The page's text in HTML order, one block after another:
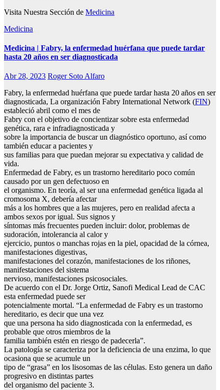
Visita Nuestra Sección de Medicina
Medicina
Medicina | Fabry, la enfermedad huérfana que puede tardar
hasta 20 años en ser diagnosticada
Abr 28, 2023 Roger Soto Alfaro
Fabry, la enfermedad huérfana que puede tardar hasta 20 años en ser
diagnosticada, La organización Fabry International Network (FIN)
estableció abril como el mes de
Fabry con el objetivo de concientizar sobre esta enfermedad
genética, rara e infradiagnosticada y
sobre la importancia de buscar un diagnóstico oportuno, así como
también educar a pacientes y
sus familias para que puedan mejorar su expectativa y calidad de
vida.
Enfermedad de Fabry, es un trastorno hereditario poco común
causado por un gen defectuoso en
el organismo. En teoría, al ser una enfermedad genética ligada al
cromosoma X, debería afectar
más a los hombres que a las mujeres, pero en realidad afecta a
ambos sexos por igual. Sus signos y
síntomas más frecuentes pueden incluir: dolor, problemas de
sudoración, intolerancia al calor y
ejercicio, puntos o manchas rojas en la piel, opacidad de la córnea,
manifestaciones digestivas,
manifestaciones del corazón, manifestaciones de los riñones,
manifestaciones del sistema
nervioso, manifestaciones psicosociales.
De acuerdo con el Dr. Jorge Ortiz, Sanofi Medical Lead de CAC
esta enfermedad puede ser
potencialmente mortal. “La enfermedad de Fabry es un trastorno
hereditario, es decir que una vez
que una persona ha sido diagnosticada con la enfermedad, es
probable que otros miembros de la
familia también estén en riesgo de padecerla”.
La patología se caracteriza por la deficiencia de una enzima, lo que
ocasiona que se acumule un
tipo de “grasa” en los lisosomas de las células. Esto genera un daño
progresivo en distintas partes
del organismo del paciente 3.